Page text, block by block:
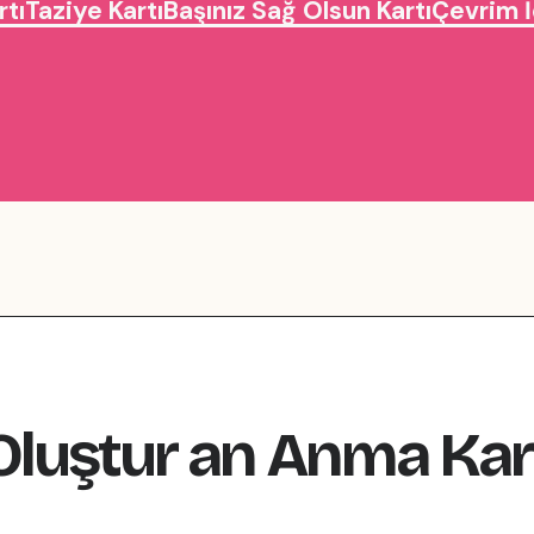
Taziye KartıBaşınız Sağ Olsun KartıÇevrim
anAnma